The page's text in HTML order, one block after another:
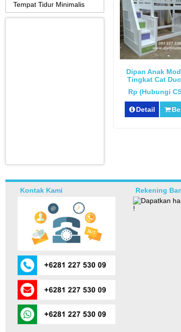
Dipan Anak
Tingkat Cat
Rp (Hubungi
Detail
Tempat Tidur Minimalis
Kontak Kami Rekening